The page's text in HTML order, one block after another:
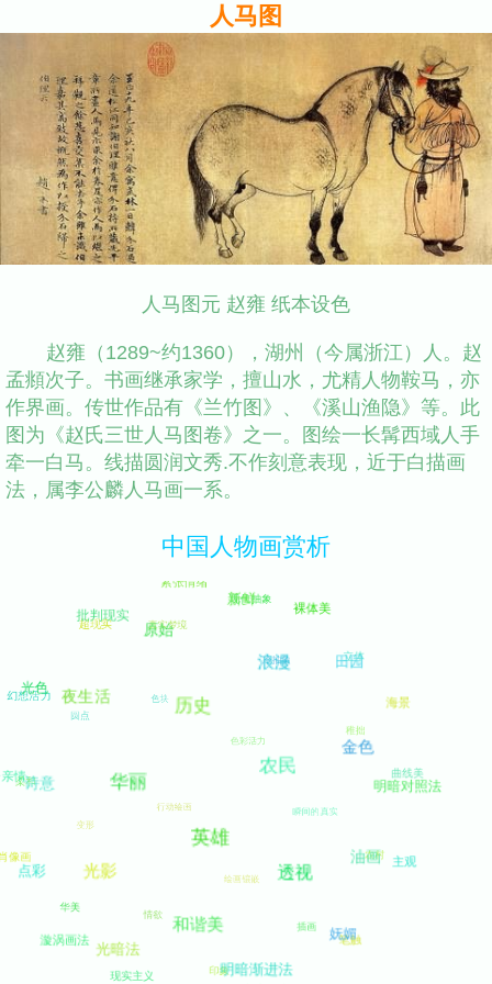
人马图
人马图元 赵雍 纸本设色
赵雍（1289~约1360），湖州（今属浙江）人。赵
孟頫次子。书画继承家学，擅山水，尤精人物鞍马，亦
作界画。传世作品有《兰竹图》、《溪山渔隐》等。此
图为《赵氏三世人马图卷》之一。图绘一长髯西域人手
牵一白马。线描圆润文秀.不作刻意表现，近于白描画
法，属李公麟人马画一系。
中国人物画赏析